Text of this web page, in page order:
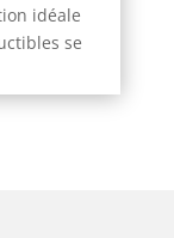
idéale
se